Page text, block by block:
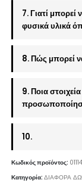
7. Γιατί
φυσικά υλικά
8. Πώς μπορεί
9. Ποια
10.
Κωδικός προϊόντος:
Κατηγορία:ΔΙΑΦΟΡΑ